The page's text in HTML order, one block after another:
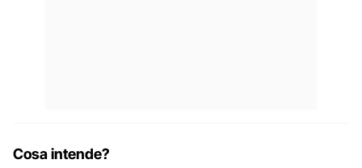
Cosa intende?